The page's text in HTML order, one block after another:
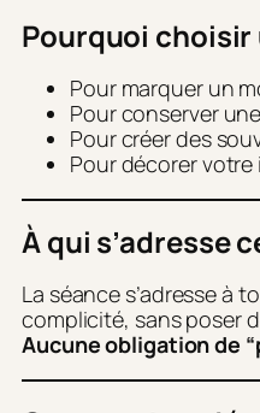
Pourquoi choisir
Pour marquer un
Pour conserver
Pour créer des
Pour décorer
À qui s’adresse
La séance s’adresse à
complicité, sans poser
Aucune obligation de